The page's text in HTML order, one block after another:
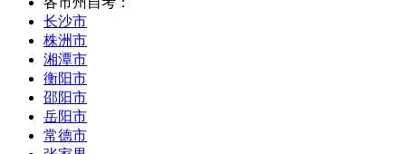
长沙市
株洲市
湘潭市
衡阳市
邵阳市
岳阳市
常德市